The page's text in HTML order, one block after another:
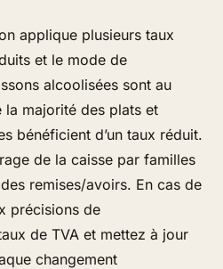
applique plusieurs taux
et le mode de
alcoolisées sont au
la majorité des plats et
bénéficient d’un taux réduit.
de la caisse par familles
remises/avoirs. En cas de
précisions de
de TVA et mettez à jour
changement